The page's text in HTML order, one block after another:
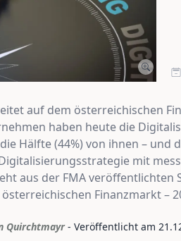
auf dem österreichischen
haben heute die
Hälfte (44%) von ihnen – und
mit
aus der FMA veröffentlichten
Finanzmarkt –
Quirchtmayr - Veröffentlicht am